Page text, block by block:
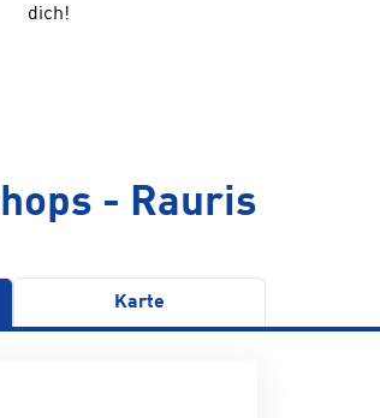
dich!
- Rauris
Karte